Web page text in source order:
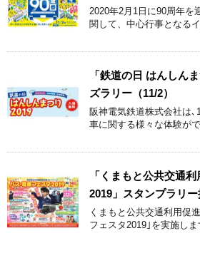
2020年2月1日に90周年を
関して、中心行事となる
「鉄道の日 はんしん
ズラリー（11/2）
阪神電気鉄道株式会社は
車に関する様々な体験が
「くまもと公共交通
2019」スタンプラリ
くまもと公共交通利用促
フェスタ2019｣を実施し